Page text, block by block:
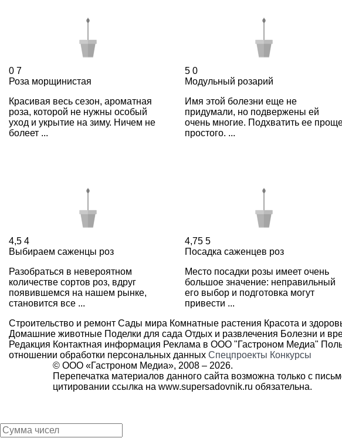
0 7
Роза морщинистая
Красивая весь сезон, ароматная
роза, которой не нужны особый
уход и укрытие на зиму. Ничем не
болеет ...
5 0
Модульный розарий
Имя этой болезни еще не
придумали, но подвержены ей
очень многие. Подхватить ее
простого. ...
4,5 4
Выбираем саженцы роз
Разобраться в невероятном
количестве сортов роз, вдруг
появившемся на нашем рынке,
становится все ...
4,75 5
Посадка саженцев роз
Место посадки розы имеет очень
большое значение: неправильный
его выбор и подготовка могут
привести ...
Строительство и ремонт Сады мира Комнатные растения Красота и
Домашние животные Поделки для сада Отдых и развлечения Болезни и
Редакция Контактная информация Реклама в ООО "Гастроном Медиа"
отношении обработки персональных данных Спецпроекты Конкурсы
© ООО «Гастроном Медиа», 2008 – 2026.
Перепечатка материалов данного сайта возможна только с
цитировании ссылка на www.supersadovnik.ru обязательна.